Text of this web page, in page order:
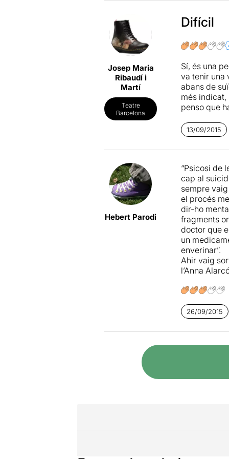
se
funció. Una
moviment,
Després,
l’equip
Zamora(
El debat a
A la Seca
El públic
Creieu-me
complicat
De debò,
Josep Maria
Ribaudí i
Martí
Teatre
Barcelona
Difícil
Sí, és una
va tenir una
abans de
més
penso que
http://
13/09/2015
Hebert Parodi
“Psicosi de
cap al
sempre
el procés
dir-ho
fragments
doctor que
un
enverinar”.
Ahir vaig
l’Anna
26/09/2015